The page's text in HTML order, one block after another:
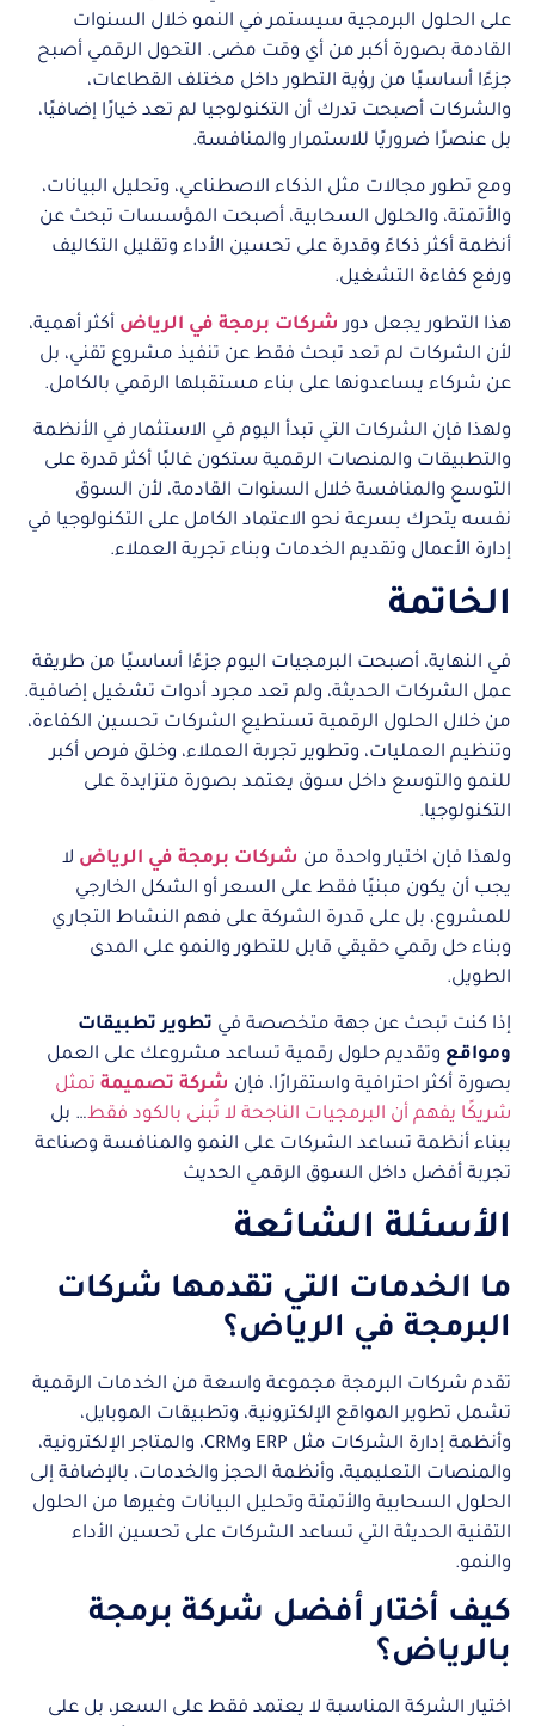
على الحلول البرمجية سيستمر في النمو خلال السنوات
القادمة بصورة أكبر من أي وقت مضى. التحول الرقمي أصبح
جزءًا أساسيًا من رؤية التطور داخل مختلف القطاعات،
والشركات أصبحت تدرك أن التكنولوجيا لم تعد خيارًا إضافيًا،
بل عنصرًا ضروريًا للاستمرار والمنافسة.
ومع تطور مجالات مثل الذكاء الاصطناعي، وتحليل البيانات،
والأتمتة، والحلول السحابية، أصبحت المؤسسات تبحث عن
أنظمة أكثر ذكاءً وقدرة على تحسين الأداء وتقليل التكاليف
ورفع كفاءة التشغيل.
هذا التطور يجعل دور شركات برمجة في الرياض أكثر أهمية،
لأن الشركات لم تعد تبحث فقط عن تنفيذ مشروع تقني، بل
عن شركاء يساعدونها على بناء مستقبلها الرقمي بالكامل.
ولهذا فإن الشركات التي تبدأ اليوم في الاستثمار في الأنظمة
والتطبيقات والمنصات الرقمية ستكون غالبًا أكثر قدرة على
التوسع والمنافسة خلال السنوات القادمة، لأن السوق
نفسه يتحرك بسرعة نحو الاعتماد الكامل على التكنولوجيا في
إدارة الأعمال وتقديم الخدمات وبناء تجربة العملاء.
الخاتمة
في النهاية، أصبحت البرمجيات اليوم جزءًا أساسيًا من طريقة
عمل الشركات الحديثة، ولم تعد مجرد أدوات تشغيل إضافية.
من خلال الحلول الرقمية تستطيع الشركات تحسين الكفاءة،
وتنظيم العمليات، وتطوير تجربة العملاء، وخلق فرص أكبر
للنمو والتوسع داخل سوق يعتمد بصورة متزايدة على
التكنولوجيا.
ولهذا فإن اختيار واحدة من شركات برمجة في الرياض لا
يجب أن يكون مبنيًا فقط على السعر أو الشكل الخارجي
للمشروع، بل على قدرة الشركة على فهم النشاط التجاري
وبناء حل رقمي حقيقي قابل للتطور والنمو على المدى
الطويل.
إذا كنت تبحث عن جهة متخصصة في تطوير تطبيقات
ومواقع وتقديم حلول رقمية تساعد مشروعك على العمل
بصورة أكثر احترافية واستقرارًا، فإن شركة تصميمة تمثل
شريكًا يفهم أن البرمجيات الناجحة لا تُبنى بالكود فقط… بل
ببناء أنظمة تساعد الشركات على النمو والمنافسة وصناعة
تجربة أفضل داخل السوق الرقمي الحديث
الأسئلة الشائعة
ما الخدمات التي تقدمها شركات
البرمجة في الرياض؟
تقدم شركات البرمجة مجموعة واسعة من الخدمات الرقمية
تشمل تطوير المواقع الإلكترونية، وتطبيقات الموبايل،
وأنظمة إدارة الشركات مثل ERP وCRM، والمتاجر الإلكترونية،
والمنصات التعليمية، وأنظمة الحجز والخدمات، بالإضافة إلى
الحلول السحابية والأتمتة وتحليل البيانات وغيرها من الحلول
التقنية الحديثة التي تساعد الشركات على تحسين الأداء
والنمو.
كيف أختار أفضل شركة برمجة
بالرياض؟
اختيار الشركة المناسبة لا يعتمد فقط على السعر، بل على